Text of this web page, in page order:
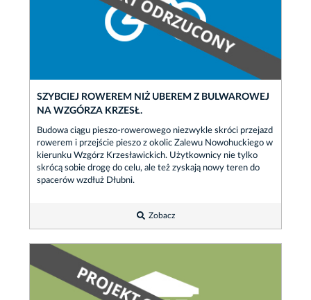
SZYBCIEJ ROWEREM NIŻ UBEREM Z BULWAROWEJ
NA WZGÓRZA KRZESŁ.
Budowa ciągu pieszo-rowerowego niezwykle skróci przejazd
rowerem i przejście pieszo z okolic Zalewu Nowohuckiego w
kierunku Wzgórz Krzesławickich. Użytkownicy nie tylko
skrócą sobie drogę do celu, ale też zyskają nowy teren do
spacerów wzdłuż Dłubni.
Zobacz